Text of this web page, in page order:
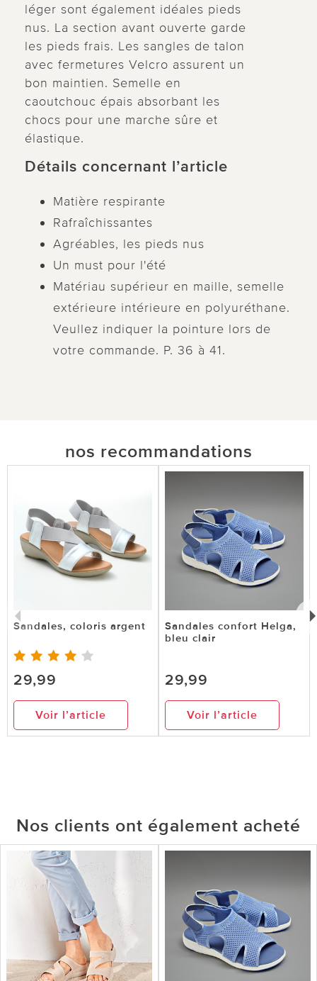
léger sont également idéales pieds
nus. La section avant ouverte garde
les pieds frais. Les sangles de talon
avec fermetures Velcro assurent un
bon maintien. Semelle en
caoutchouc épais absorbant les
chocs pour une marche sûre et
élastique.
Détails concernant l’article
Matière respirante
Rafraîchissantes
Agréables, les pieds nus
Un must pour l'été
Matériau supérieur en maille, semelle
extérieure intérieure en polyuréthane.
Veullez indiquer la pointure lors de
votre commande. P. 36 à 41.
nos recommandations
Sandales, coloris argent
29,99
Voir l’article
Sandales confort Helga,
bleu clair
29,99
Voir l’article
Nos clients ont également acheté